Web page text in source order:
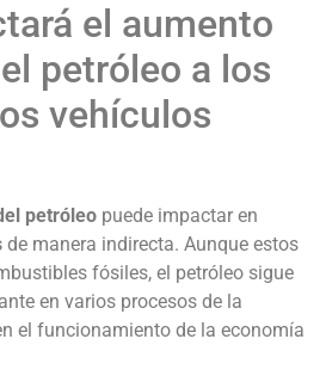
el aumento
petróleo a los
vehículos
petróleo puede impactar en
de manera indirecta. Aunque estos
fósiles, el petróleo sigue
en varios procesos de la
el funcionamiento de la economía